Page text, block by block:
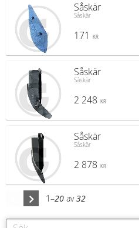
Såskär
Såskär
171 KR
Såskär
Såskär
2 248 KR
Såskär
Såskär
2 878 KR
1–20 av32